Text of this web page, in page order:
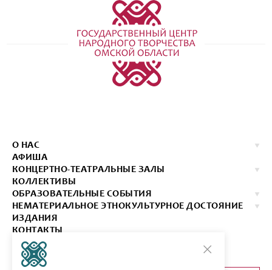
О НАС
АФИША
КОНЦЕРТНО-ТЕАТРАЛЬНЫЕ ЗАЛЫ
КОЛЛЕКТИВЫ
ОБРАЗОВАТЕЛЬНЫЕ СОБЫТИЯ
НЕМАТЕРИАЛЬНОЕ ЭТНОКУЛЬТУРНОЕ ДОСТОЯНИЕ
ИЗДАНИЯ
КОНТАКТЫ
КУПИТЬ БИЛЕТ